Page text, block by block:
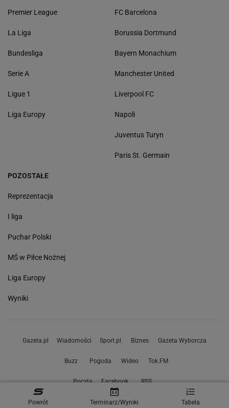
Powrót Terminarz/Wyniki Tabela
Premier League
La Liga
Bundesliga
Serie A
Ligue 1
Liga Europy
FC Barcelona
Borussia Dortmund
Bayern Monachium
Manchester United
Liverpool FC
Napoli
Juventus Turyn
Paris St. Germain
POZOSTAŁE
Reprezentacja
I liga
Puchar Polski
MŚ w Piłce Nożnej
Liga Europy
Wyniki
Gazeta.pl Wiadomości Sport.pl Biznes Gazeta Wyborcza
Buzz Pogoda Wideo Tok.FM
Poczta Facebook RSS